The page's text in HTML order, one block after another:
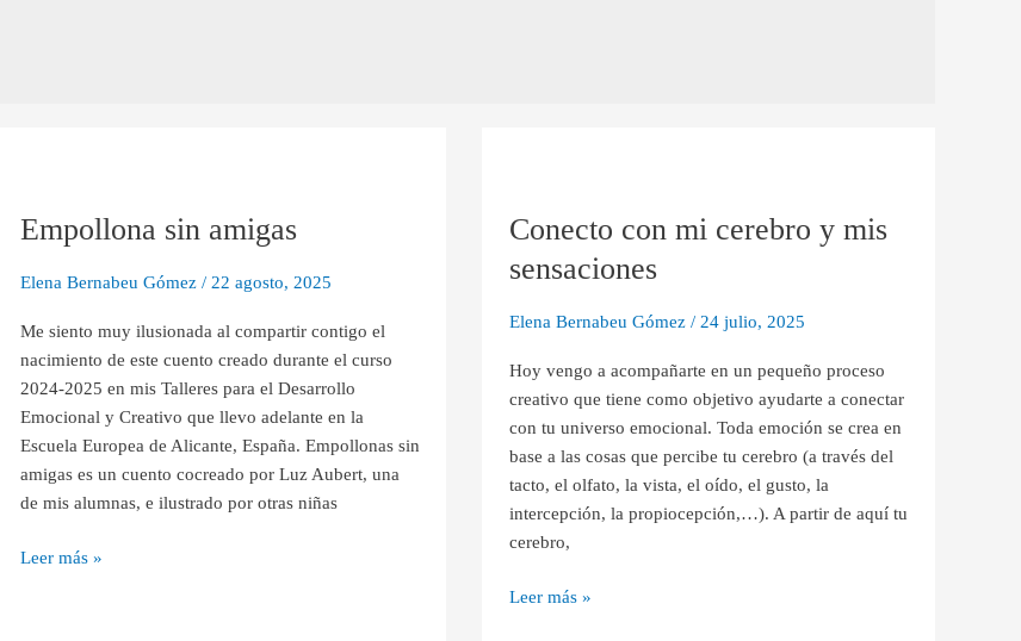
Empollona sin amigas
Elena Bernabeu Gómez / 22 agosto, 2025
Me siento muy ilusionada al compartir contigo el
nacimiento de este cuento creado durante el curso
2024-2025 en mis Talleres para el Desarrollo
Emocional y Creativo que llevo adelante en la
Escuela Europea de Alicante, España. Empollonas sin
amigas es un cuento cocreado por Luz Aubert, una
de mis alumnas, e ilustrado por otras niñas
amigas
Leer más »
Conecto con mi cerebro y mis
sensaciones
Elena Bernabeu Gómez / 24 julio, 2025
Hoy vengo a acompañarte en un pequeño proceso
creativo que tiene como objetivo ayudarte a conectar
con tu universo emocional. Toda emoción se crea en
base a las cosas que percibe tu cerebro (a través del
tacto, el olfato, la vista, el oído, el gusto, la
intercepción, la propiocepción,…). A partir de aquí tu
cerebro,
mi
y
Leer más »